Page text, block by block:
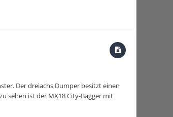
Der dreiachs Dumper besitzt einen
sehen ist der MX18 City-Bagger mit